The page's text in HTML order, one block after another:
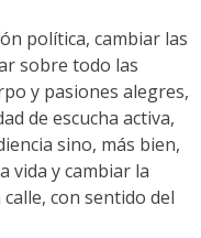
política, cambiar las
sobre todo las
y pasiones alegres,
de escucha activa,
sino, más bien,
vida y cambiar la
con sentido del